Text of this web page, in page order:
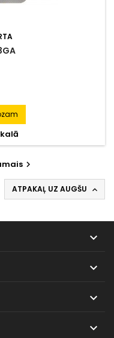

ATPAKAĻ UZ AUGŠU 



